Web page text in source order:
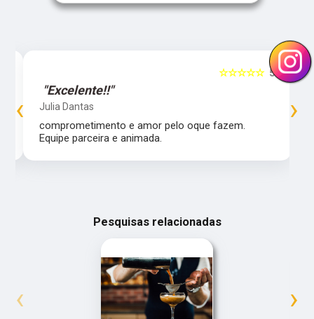
5
☆☆☆☆☆
"Excelente!!"
Julia Dantas
comprometimento e amor pelo oque fazem.
Equipe parceira e animada.
‹ ›
Pesquisas relacionadas
‹ ›